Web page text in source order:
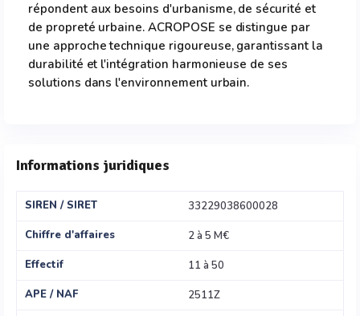
répondent aux besoins d'urbanisme, de sécurité et
de propreté urbaine. ACROPOSE se distingue par
une approche technique rigoureuse, garantissant la
durabilité et l'intégration harmonieuse de ses
solutions dans l'environnement urbain.
Informations juridiques
SIREN / SIRET
33229038600028
Chiffre d'affaires
2 à 5 M€
Effectif
11 à 50
APE / NAF
2511Z